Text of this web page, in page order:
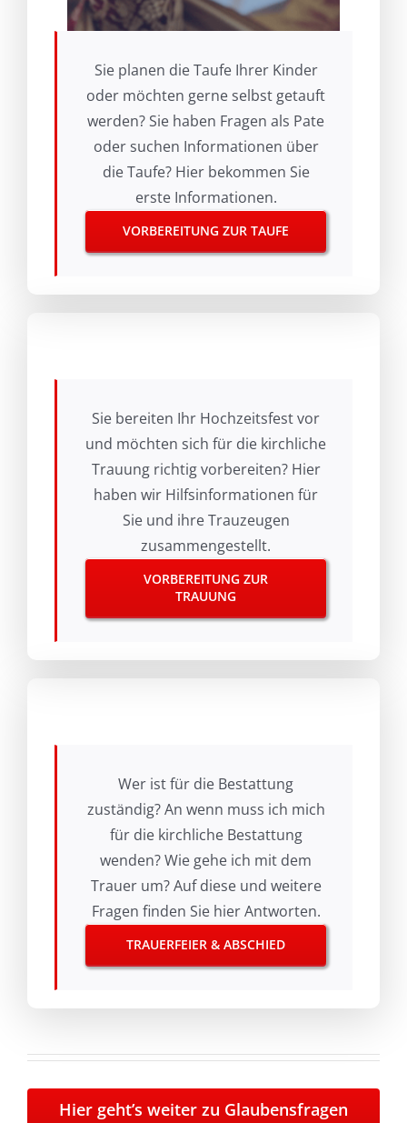
Sie planen die Taufe Ihrer Kinder
oder möchten gerne selbst getauft
werden? Sie haben Fragen als Pate
oder suchen Informationen über
die Taufe? Hier bekommen Sie
erste Informationen.
VORBEREITUNG ZUR TAUFE
Sie bereiten Ihr Hochzeitsfest vor
und möchten sich für die kirchliche
Trauung richtig vorbereiten? Hier
haben wir Hilfsinformationen für
Sie und ihre Trauzeugen
zusammengestellt.
VORBEREITUNG ZUR
TRAUUNG
Wer ist für die Bestattung
zuständig? An wenn muss ich mich
für die kirchliche Bestattung
wenden? Wie gehe ich mit dem
Trauer um? Auf diese und weitere
Fragen finden Sie hier Antworten.
TRAUERFEIER & ABSCHIED
Hier geht’s weiter zu Glaubensfragen